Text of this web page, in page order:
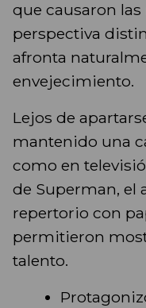
que causaron las
perspectiva
afronta
envejecimiento.
Lejos de
mantenido una
como en
de Superman, el
repertorio con
permitieron
talento.